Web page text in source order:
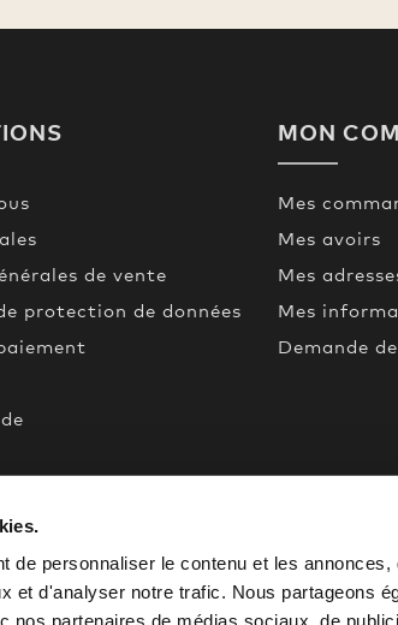
de personnaliser le contenu et les
et d'analyser notre trafic. Nous partageons
nos partenaires de médias sociaux, de
de vente
protection de données
MON
Mes
Mes avoirs
Mes
Mes
Demande